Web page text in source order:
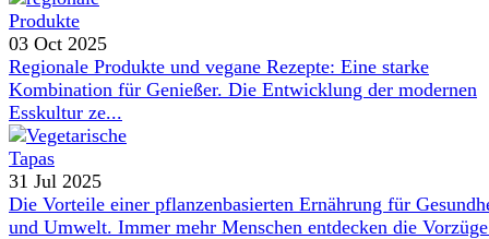
03 Oct 2025
Regionale Produkte und vegane Rezepte: Eine starke
Kombination für Genießer. Die Entwicklung der modernen
Esskultur ze...
31 Jul 2025
Die Vorteile einer pflanzenbasierten Ernährung für
und Umwelt. Immer mehr Menschen entdecken die